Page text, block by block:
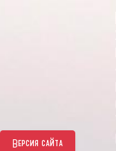
Версия сайта